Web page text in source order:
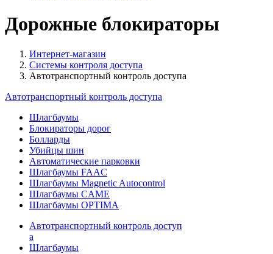
Дорожные блокираторы
Интернет-магазин
Системы контроля доступа
Автотранспортный контроль доступа
Автотранспортный контроль доступа
Шлагбаумы
Блокираторы дорог
Болларды
Убийцы шин
Автоматические парковки
Шлагбаумы FAAC
Шлагбаумы Magnetic Autocontrol
Шлагбаумы CAME
Шлагбаумы OPTIMA
Автотранспортный контроль доступ
а
Шлагбаумы